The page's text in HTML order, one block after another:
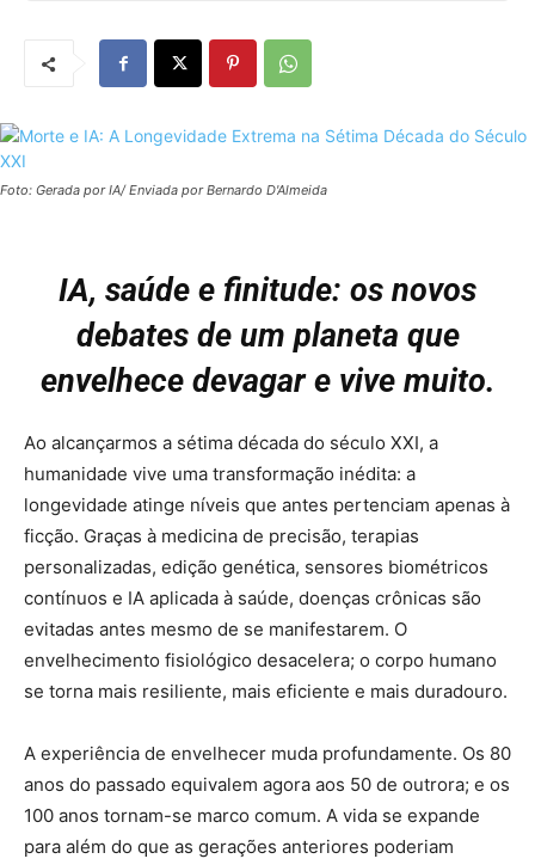
Foto: Gerada por IA/ Enviada por Bernardo D'Almeida
IA, saúde e finitude: os novos
debates de um planeta que
envelhece devagar e vive muito.
Ao alcançarmos a sétima década do século XXI, a
humanidade vive uma transformação inédita: a
longevidade atinge níveis que antes pertenciam apenas à
ficção. Graças à medicina de precisão, terapias
personalizadas, edição genética, sensores biométricos
contínuos e IA aplicada à saúde, doenças crônicas são
evitadas antes mesmo de se manifestarem. O
envelhecimento fisiológico desacelera; o corpo humano
se torna mais resiliente, mais eficiente e mais duradouro.
A experiência de envelhecer muda profundamente. Os 80
anos do passado equivalem agora aos 50 de outrora; e os
100 anos tornam-se marco comum. A vida se expande
para além do que as gerações anteriores poderiam